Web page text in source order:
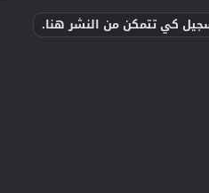
كي تتمكن من النشر هنا.